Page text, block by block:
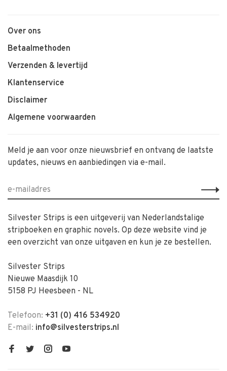
Over ons
Betaalmethoden
Verzenden & levertijd
Klantenservice
Disclaimer
Algemene voorwaarden
Meld je aan voor onze nieuwsbrief en ontvang de laatste
updates, nieuws en aanbiedingen via e-mail.
Silvester Strips is een uitgeverij van Nederlandstalige
stripboeken en graphic novels. Op deze website vind je
een overzicht van onze uitgaven en kun je ze bestellen.
Silvester Strips
Nieuwe Maasdijk 10
5158 PJ Heesbeen - NL
Telefoon: +31 (0) 416 534920
E-mail: info@silvesterstrips.nl